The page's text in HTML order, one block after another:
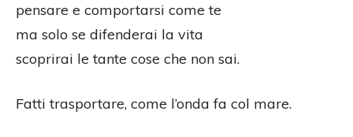
pensare e comportarsi come te
ma solo se difenderai la vita
scoprirai le tante cose che non sai.
Fatti trasportare, come l’onda fa col mare.